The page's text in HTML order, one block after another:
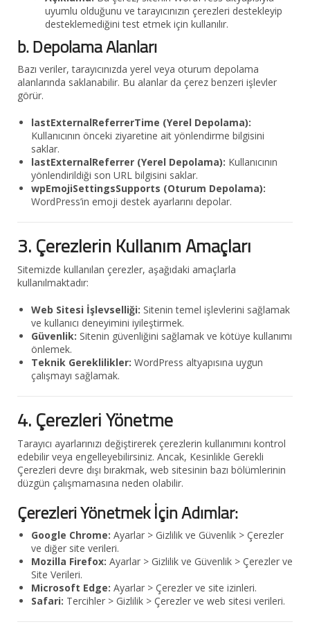
uyumlu olduğunu ve tarayıcınızın çerezleri destekleyip
desteklemediğini test etmek için kullanılır.
b. Depolama Alanları
Bazı veriler, tarayıcınızda yerel veya oturum depolama
alanlarında saklanabilir. Bu alanlar da çerez benzeri işlevler
görür.
lastExternalReferrerTime (Yerel Depolama):
Kullanıcının önceki ziyaretine ait yönlendirme bilgisini
saklar.
lastExternalReferrer (Yerel Depolama): Kullanıcının
yönlendirildiği son URL bilgisini saklar.
wpEmojiSettingsSupports (Oturum Depolama):
WordPress’in emoji destek ayarlarını depolar.
3. Çerezlerin Kullanım Amaçları
Sitemizde kullanılan çerezler, aşağıdaki amaçlarla
kullanılmaktadır:
Web Sitesi İşlevselliği: Sitenin temel işlevlerini sağlamak
ve kullanıcı deneyimini iyileştirmek.
Güvenlik: Sitenin güvenliğini sağlamak ve kötüye kullanımı
önlemek.
Teknik Gereklilikler: WordPress altyapısına uygun
çalışmayı sağlamak.
4. Çerezleri Yönetme
Tarayıcı ayarlarınızı değiştirerek çerezlerin kullanımını kontrol
edebilir veya engelleyebilirsiniz. Ancak, Kesinlikle Gerekli
Çerezleri devre dışı bırakmak, web sitesinin bazı bölümlerinin
düzgün çalışmamasına neden olabilir.
Çerezleri Yönetmek İçin Adımlar:
Google Chrome: Ayarlar > Gizlilik ve Güvenlik > Çerezler
ve diğer site verileri.
Mozilla Firefox: Ayarlar > Gizlilik ve Güvenlik > Çerezler ve
Site Verileri.
Microsoft Edge: Ayarlar > Çerezler ve site izinleri.
Safari: Tercihler > Gizlilik > Çerezler ve web sitesi verileri.